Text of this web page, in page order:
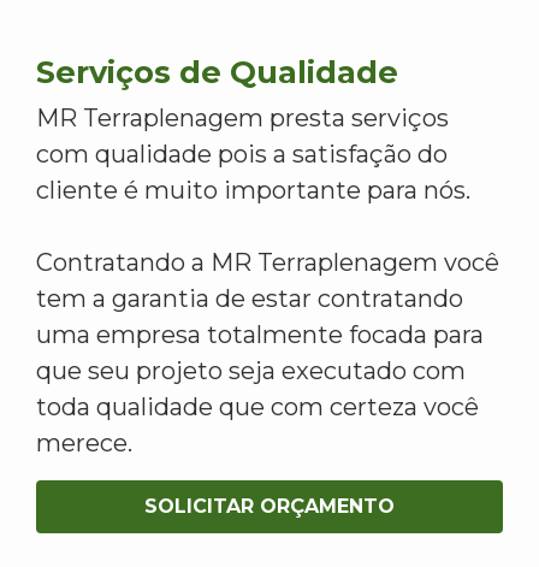
Serviços de Qualidade
MR Terraplenagem presta serviços
com qualidade pois a satisfação do
cliente é muito importante para nós.
Contratando a MR Terraplenagem você
tem a garantia de estar contratando
uma empresa totalmente focada para
que seu projeto seja executado com
toda qualidade que com certeza você
merece.
SOLICITAR ORÇAMENTO